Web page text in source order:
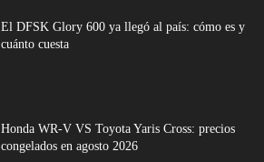
El DFSK Glory 600 ya llegó al país: cómo es y
cuánto cuesta
Honda WR-V VS Toyota Yaris Cross: precios
congelados en agosto 2026